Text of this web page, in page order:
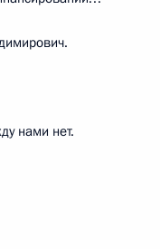
нами нет.